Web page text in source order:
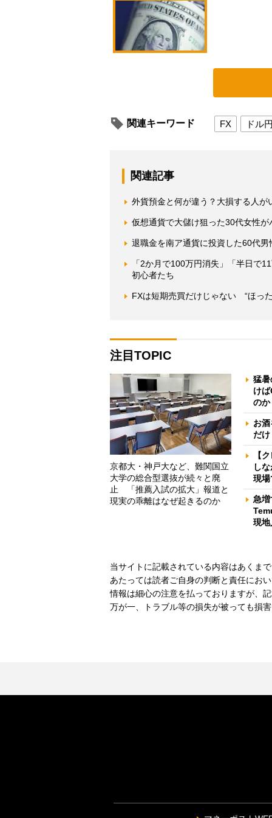
関連キーワード FX ドル
関連記事
外貨預金と何が違う？大損する人
仮想通貨で大儲け狙った30代女性
退職金を南ア通貨に投資した60代
「2か月で100万円消失」「半日で
初心者たち
FXは短期売買だけじゃない “ほっ
注目TOPIC
京都大・神戸大など、難関国立
大学の総合型選抜が続々と廃
止 「推薦入試の拡大」報道と
現実の乖離はなぜ起きるのか
猛
け
のか
お
だ
【
し
現場
急
現地
当サイトに記載されている内容はあくま
あたっては読者ご自身の判断と責任にお
情報は細心の注意を払っておりますが、
万が一、トラブル等の損失が被っても損